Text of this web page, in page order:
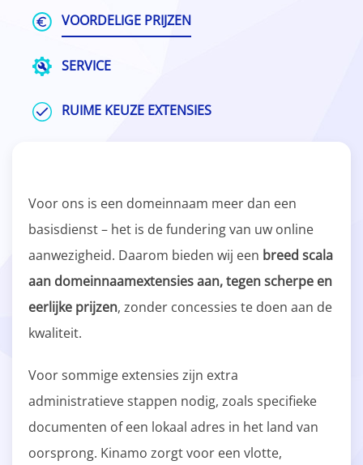
VOORDELIGE PRIJZEN
SERVICE
RUIME KEUZE EXTENSIES
Voor ons is een domeinnaam meer dan een
basisdienst – het is de fundering van uw online
aanwezigheid. Daarom bieden wij een breed scala
aan domeinnaamextensies aan, tegen scherpe en
eerlijke prijzen, zonder concessies te doen aan de
kwaliteit.
Voor sommige extensies zijn extra
administratieve stappen nodig, zoals specifieke
documenten of een lokaal adres in het land van
oorsprong. Kinamo zorgt voor een vlotte,